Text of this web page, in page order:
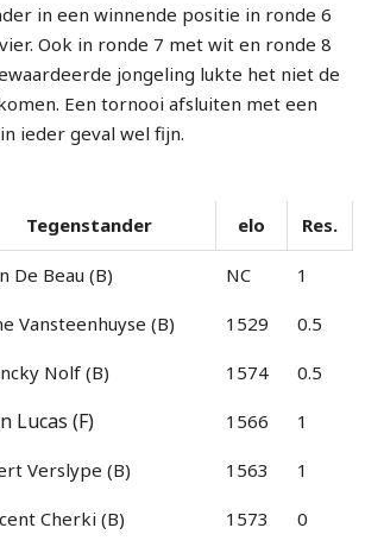
in een winnende positie in ronde 6
Ook in ronde 7 met wit en ronde 8
jongeling lukte het niet de
Een tornooi afsluiten met een
ieder geval wel fijn.
Tegenstander elo Res.
De Beau (B) NC 1
Vansteenhuyse (B) 1529 0.5
Nolf (B) 1574 0.5
Lucas (F) 1566 1
Verslype (B) 1563 1
Cherki (B) 1573 0